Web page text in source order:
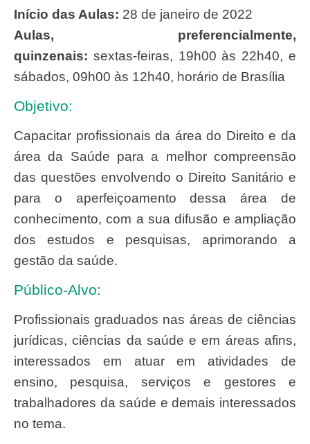
Início das Aulas: 28 de janeiro de 2022
Aulas, preferencialmente,
quinzenais: sextas-feiras, 19h00 às 22h40, e
sábados, 09h00 às 12h40, horário de Brasília
Objetivo:
Capacitar profissionais da área do Direito e da
área da Saúde para a melhor compreensão
das questões envolvendo o Direito Sanitário e
para o aperfeiçoamento dessa área de
conhecimento, com a sua difusão e ampliação
dos estudos e pesquisas, aprimorando a
gestão da saúde.
Público-Alvo:
Profissionais graduados nas áreas de ciências
jurídicas, ciências da saúde e em áreas afins,
interessados em atuar em atividades de
ensino, pesquisa, serviços e gestores e
trabalhadores da saúde e demais interessados
no tema.